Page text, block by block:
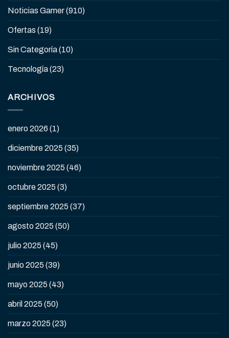
Noticias Gamer(910)
Ofertas (19)
Sin Categoría(10)
Tecnología(23)
ARCHIVOS
enero 2026 (1)
diciembre 2025 (35)
noviembre 2025 (46)
octubre 2025 (3)
septiembre 2025 (37)
agosto 2025 (50)
julio 2025 (45)
junio 2025 (39)
mayo 2025 (43)
abril 2025 (50)
marzo 2025 (23)